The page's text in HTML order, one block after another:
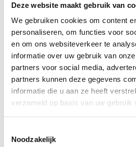
Deze website maakt gebruik van
We gebruiken cookies om content
personaliseren, om functies voor
en om ons websiteverkeer te
informatie over uw gebruik van
partners voor social media,
partners kunnen deze gegevens
informatie die u aan ze heeft
verzameld op basis van uw gebruik
Noodzakelijk
Aanbod
EU Digital Decade: Nieuwe
die uw organisatie raakt
AI Contract Review
ondernemingen